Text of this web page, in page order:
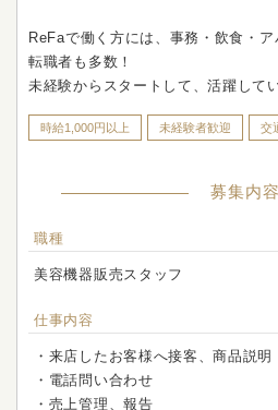
ReFaで働く方には、事務・飲食・
転職者も多数！
未経験からスタートして、活躍して
時給1,000円以上 未経験者歓迎 交
募集内容
職種
美容機器販売スタッフ
仕事内容
・来店したお客様へ接客、商品説明
・電話問い合わせ
・売上管理、報告